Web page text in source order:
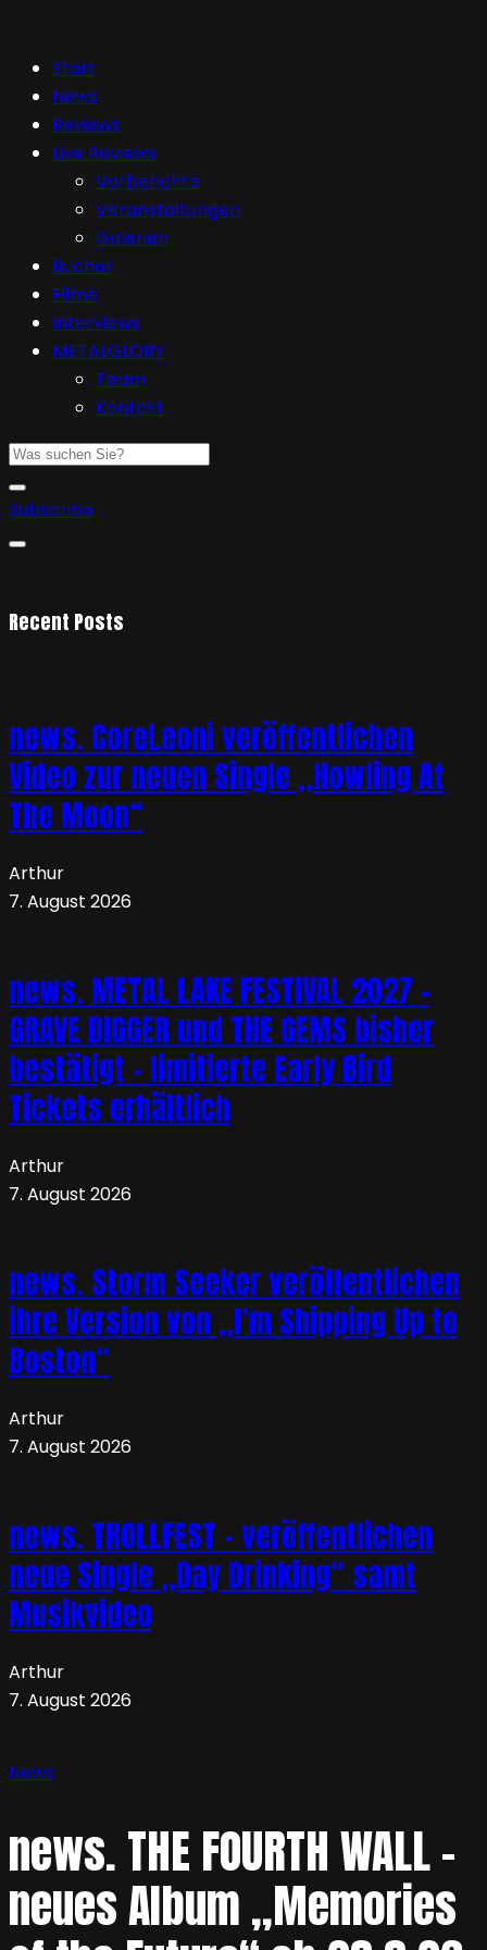
Start
News
Reviews
Live Reviews
Vorberichte
Veranstaltungen
Galerien
Bücher
Filme
Interviews
METALGLORY
Team
Kontakt
Subscribe
Recent Posts
news. CoreLeoni veröffentlichen
Video zur neuen Single „Howling At
The Moon“
Arthur
7. August 2026
news. METAL LAKE FESTIVAL 2027 –
GRAVE DIGGER und THE GEMS bisher
bestätigt – limitierte Early Bird
Tickets erhältlich
Arthur
7. August 2026
news. Storm Seeker veröffentlichen
ihre Version von „I’m Shipping Up to
Boston“
Arthur
7. August 2026
news. TROLLFEST – veröffentlichen
neue Single „Day Drinking“ samt
Musikvideo
Arthur
7. August 2026
News
news. THE FOURTH WALL –
neues Album „Memories